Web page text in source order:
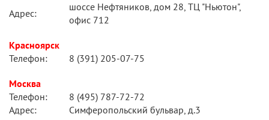
Адрес:
шоссе Нефтяников, дом 28, ТЦ "Ньютон",
офис 712
Красноярск
Телефон:
8 (391) 205-07-75
Москва
Телефон:
8 (495) 787-72-72
Адрес:
Симферопольский бульвар, д.3